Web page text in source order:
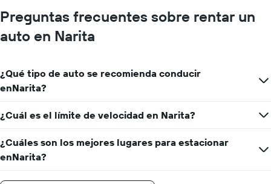
Preguntas frecuentes sobre rentar un
auto en Narita
¿Qué tipo de auto se recomienda conducir
enNarita?
¿Cuál es el límite de velocidad en Narita?
¿Cuáles son los mejores lugares para estacionar
enNarita?